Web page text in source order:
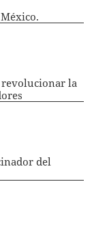
revolucionar la
del